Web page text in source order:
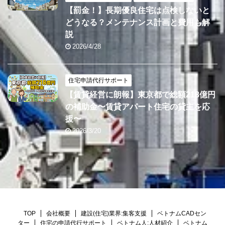
【罰金！】長期優良住宅は点検しないと
どうなる？メンテナンス計画と費用も解
説
2026/4/28
住宅申請代行サポート
【賃貸経営に朗報】東京都で総額218億円
の補助金〜賃貸アパート住宅の貸主を応
援〜
2026/3/20
TOP 会社概要 建設(住宅)業界:集客支援
ベトナムCADセン
ター
住宅の申請代行サポート ベトナム人:人材紹介 ベトナム